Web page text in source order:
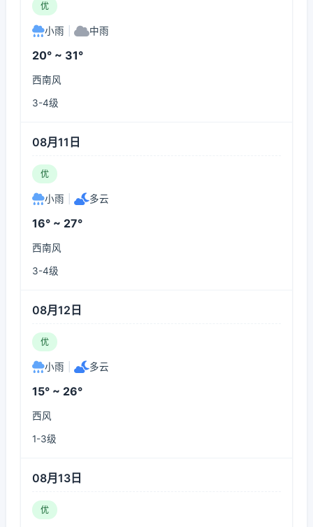
优
小雨 中雨
20° ~ 31°
西南风
3-4级
08月11日
优
小雨 多云
16° ~ 27°
西南风
3-4级
08月12日
优
小雨 多云
15° ~ 26°
西风
1-3级
08月13日
优